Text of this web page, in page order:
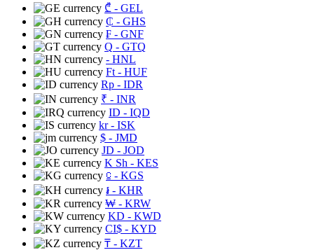
₾ - GEL
₵ - GHS
₣ - GNF
Q - GTQ
- HNL
Ft - HUF
Rp - IDR
₹ - INR
ID - IQD
kr- ISK
$ - JMD
JD - JOD
K Sh - KES
⃀ - KGS
៛ - KHR
₩ - KRW
KD - KWD
CI$ - KYD
₸ - KZT